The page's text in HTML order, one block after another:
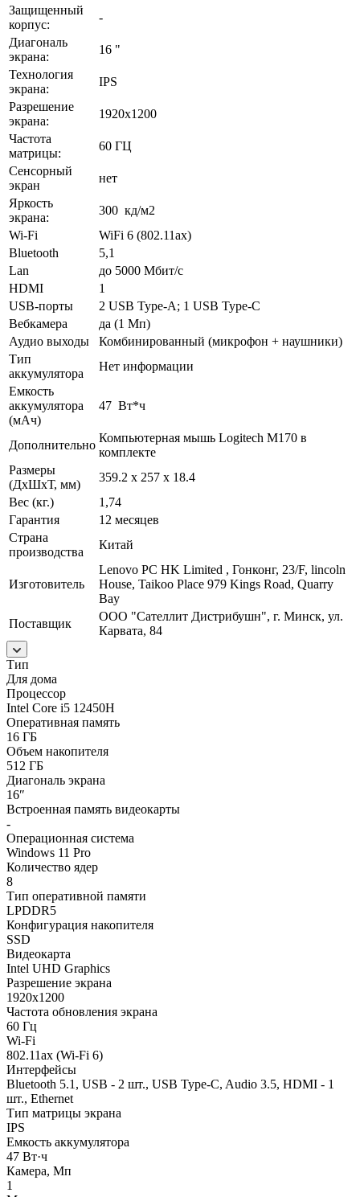
Защищенный
корпус:
-
Диагональ
экрана:
16 "
Технология
экрана:
IPS
Разрешение
экрана:
1920x1200
Частота
матрицы:
60 ГЦ
Сенсорный
экран
нет
Яркость
экрана:
300 кд/м2
Wi-Fi
WiFi 6 (802.11ax)
Bluetooth
5,1
Lan
до 5000 Мбит/с
HDMI
1
USB-порты
2 USB Type-A; 1 USB Type-C
Вебкамера
да (1 Мп)
Аудио выходы
Комбинированный (микрофон + наушники)
Тип
аккумулятора
Нет информации
Емкость
аккумулятора
(мАч)
47 Вт*ч
Дополнительно
Компьютерная мышь Logitech M170 в
комплекте
Размеры
(ДxШxТ, мм)
359.2 x 257 x 18.4
Вес (кг.)
1,74
Гарантия
12 месяцев
Страна
производства
Китай
Изготовитель
Lenovo PC HK Limited , Гонконг, 23/F, lincoln
House, Taikoo Place 979 Kings Road, Quarry
Bay
Поставщик
ООО "Сателлит Дистрибушн", г. Минск, ул.
Карвата, 84
Тип
Для дома
Процессор
Intel Core i5 12450H
Оперативная память
16 ГБ
Объем накопителя
512 ГБ
Диагональ экрана
16″
Встроенная память видеокарты
-
Операционная система
Windows 11 Pro
Количество ядер
8
Тип оперативной памяти
LPDDR5
Конфигурация накопителя
SSD
Видеокарта
Intel UHD Graphics
Разрешение экрана
1920x1200
Частота обновления экрана
60 Гц
Wi-Fi
802.11ax (Wi-Fi 6)
Интерфейсы
Bluetooth 5.1, USB - 2 шт., USB Type-C, Audio 3.5, HDMI - 1
шт., Ethernet
Тип матрицы экрана
IPS
Емкость аккумулятора
47 Вт·ч
Камера, Мп
1